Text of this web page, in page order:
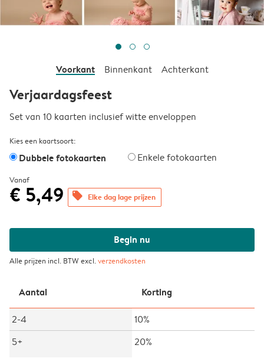
Voorkant Binnenkant Achterkant
Verjaardagsfeest
Set van 10 kaarten inclusief witte enveloppen
Kies een kaartsoort:
Dubbele fotokaarten Enkele fotokaarten
Vanaf
€ 5,49 offers Elke dag lage prijzen
Begin nu
Alle prijzen incl. BTW excl.verzendkosten
Aantal Korting
2-4
10%
5+
20%